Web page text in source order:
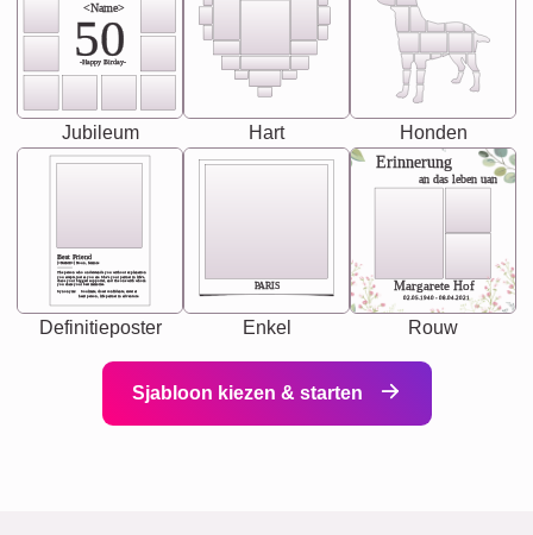
<Name>
50
-Happy Birday-
Jubileum Hart Honden
Best Friend
[<NAME>] Noun, feminie
Synonyms: Soulmate, closet confidante, sister at
heart person, life partner in adventure.
The person who understands you without explanation
you accepts just as you are. She's your partner in life's,
chaos your biggest supporter, and the one with whom
you share your best memories.
Definitieposter
PARIS
Enkel
Erinnerung
an das leben uan
Margarete Hof
02.05.1940 - 08.04.2021
Rouw
Sjabloon kiezen & starten